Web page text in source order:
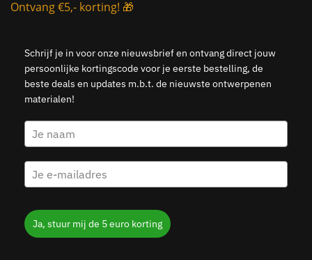
Ontvang €5,- korting! 🎁
Schrijf je in voor onze nieuwsbrief en ontvang direct jouw
persoonlijke kortingscode voor je eerste bestelling, de
beste deals en updates m.b.t. de nieuwste ontwerpenen
materialen!
Ja, stuur mij de 5 euro korting